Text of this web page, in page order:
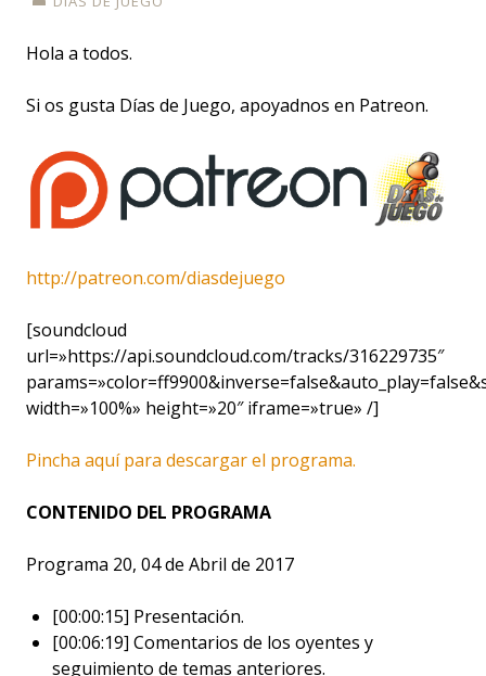
Hola a todos.
Si os gusta Días de Juego, apoyadnos en Patreon.
http://patreon.com/diasdejuego
[soundcloud
url=»https://api.soundcloud.com/tracks/316229735″
width=»100%» height=»20″ iframe=»true» /]
Pincha aquí para descargar el programa.
CONTENIDO DEL PROGRAMA
Programa 20, 04 de Abril de 2017
[00:00:15] Presentación.
[00:06:19] Comentarios de los oyentes y
seguimiento de temas anteriores.